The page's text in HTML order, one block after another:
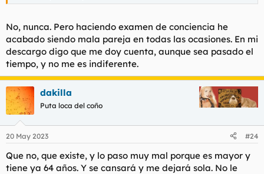
No, nunca. Pero haciendo examen de conciencia he
acabado siendo mala pareja en todas las ocasiones. En mi
descargo digo que me doy cuenta, aunque sea pasado el
tiempo, y no me es indiferente.
dakilla
Puta loca del coño
20 May 2023 #24
Que no, que existe, y lo paso muy mal porque es mayor y
tiene ya 64 años. Y se cansará y me dejará sola. No le